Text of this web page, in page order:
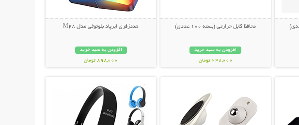
محافظ کابل حرارتی (بسته 100 عددی)
افزودن به سبد خرید
248,000 تومان
هندزفری ایرپاد بلوتوثی مدل M28
افزودن به سبد خرید
898,000 تومان